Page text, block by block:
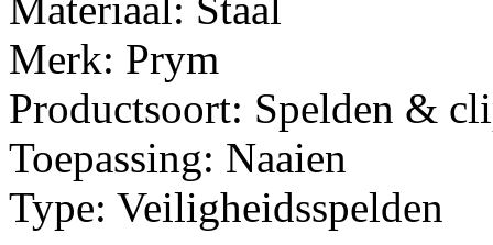
Merk: Prym
Productsoort: Spelden &
Toepassing: Naaien
Type: Veiligheidsspelden